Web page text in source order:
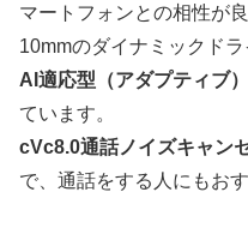
マートフォンとの相性が
10mmのダイナミックド
AI適応型（アダプティブ
ています。
cVc8.0通話ノイズキャン
で、通話をする人にもおす